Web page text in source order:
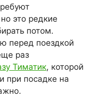
это редкие
потом.
перед поездкой
раз
Тиматик, которой
при посадке на